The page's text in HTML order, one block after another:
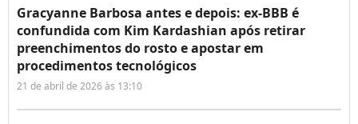
Gracyanne Barbosa antes e depois: ex-BBB é
confundida com Kim Kardashian após retirar
preenchimentos do rosto e apostar em
procedimentos tecnológicos
21 de abril de 2026 às 13:10